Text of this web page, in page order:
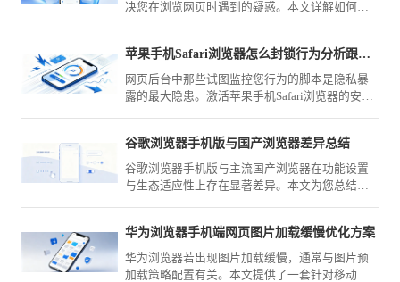
决您在浏览网页时遇到的疑惑。本文详解如何调
苹果手机Safari浏览器怎么封锁行为分析跟踪脚本
网页后台中那些试图监控您行为的脚本是隐私暴
露的最大隐患。激活苹果手机Safari浏览器的安全
谷歌浏览器手机版与国产浏览器差异总结
谷歌浏览器手机版与主流国产浏览器在功能设置
与生态适应性上存在显著差异。本文为您总结核
华为浏览器手机端网页图片加载缓慢优化方案
华为浏览器若出现图片加载缓慢，通常与图片预
加载策略配置有关。本文提供了一套针对移动网